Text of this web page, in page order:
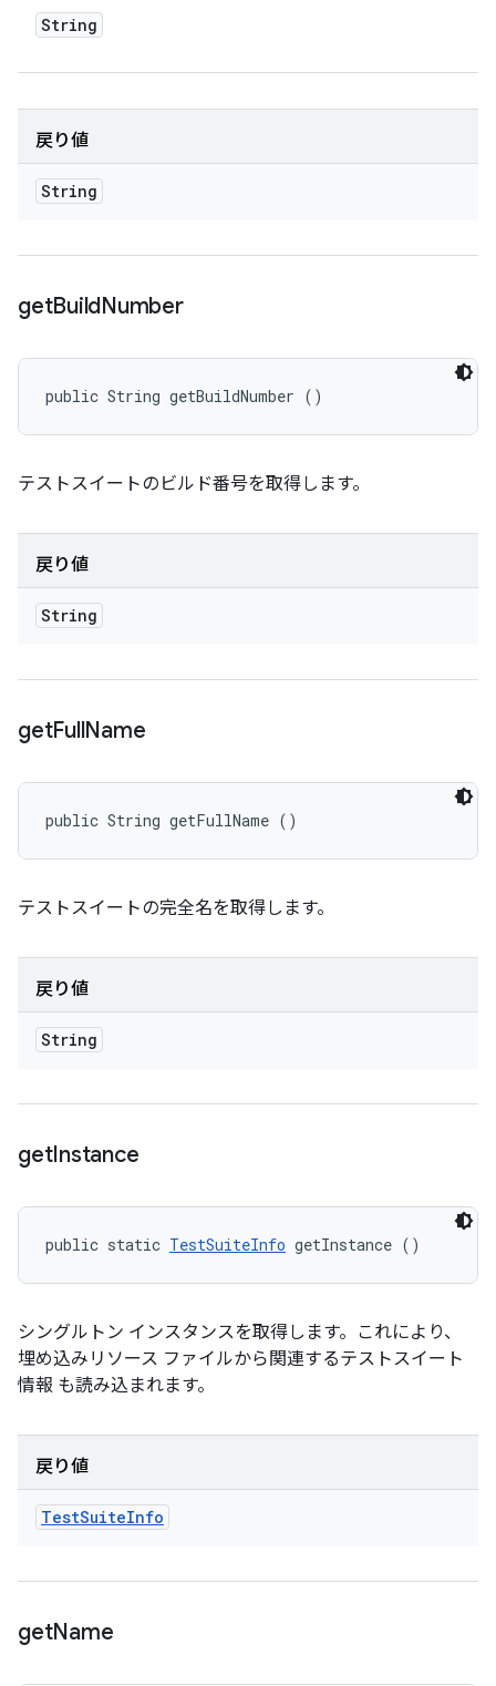
String
戻り値
String
getBuildNumber
public String getBuildNumber ()
テストスイートのビルド番号を取得します。
戻り値
String
getFullName
public String getFullName ()
テストスイートの完全名を取得します。
戻り値
String
getInstance
public static TestSuiteInfo getInstance ()
シングルトン インスタンスを取得します。これにより、
埋め込みリソース ファイルから関連するテストスイート
情報 も読み込まれます。
戻り値
TestSuiteInfo
getName